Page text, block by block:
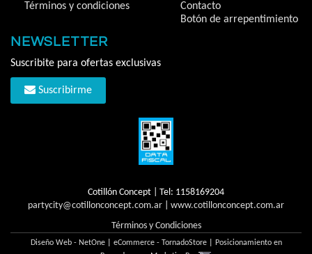
Términos y condiciones
Contacto
Botón de arrepentimiento
NEWSLETTER
Suscribite para ofertas exclusivas
Suscribirme
Cotillón Concept | Tel: 1158169204
partycity@cotillonconcept.com.ar
www.cotillonconcept.com.ar
Términos y Condiciones
Diseño Web - NetOne| eCommerce - TornadoStore| Posicionamiento en